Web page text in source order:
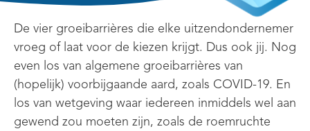
De vier groeibarrières die elke uitzendondernemer
vroeg of laat voor de kiezen krijgt. Dus ook jij. Nog
even los van algemene groeibarrières van
(hopelijk) voorbijgaande aard, zoals COVID-19. En
los van wetgeving waar iedereen inmiddels wel aan
gewend zou moeten zijn, zoals de roemruchte